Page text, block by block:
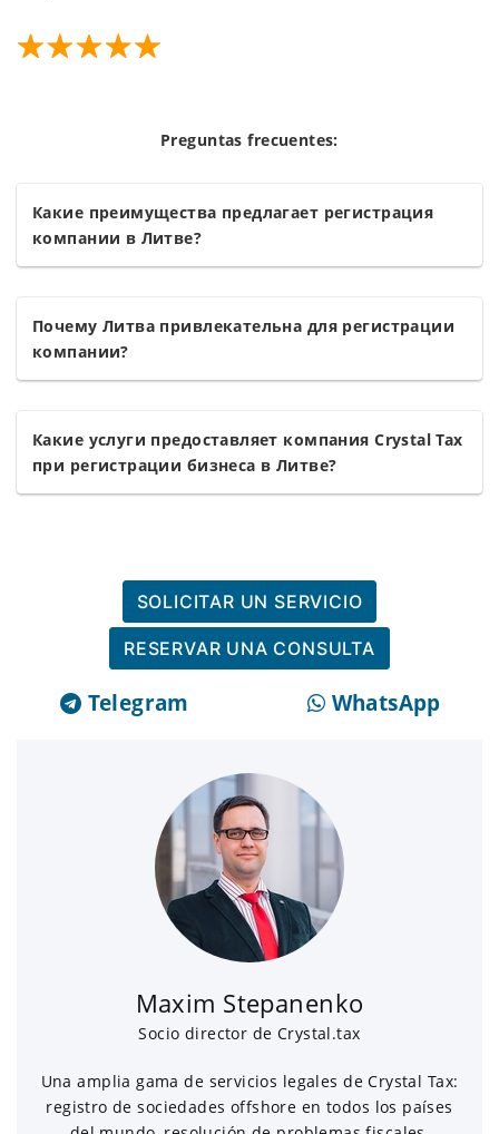
Preguntas frecuentes:
Какие преимущества предлагает регистрация
компании в Литве?
Почему Литва привлекательна для регистрации
компании?
Какие услуги предоставляет компания Crystal Tax
при регистрации бизнеса в Литве?
SOLICITAR UN SERVICIO
RESERVAR UNA CONSULTA
Telegram WhatsApp
Maxim Stepanenko
Socio director de Crystal.tax
Una amplia gama de servicios legales de Crystal Tax:
registro de sociedades offshore en todos los países